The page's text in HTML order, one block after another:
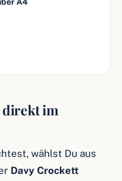
direkt im
wählst Du aus
Davy Crockett